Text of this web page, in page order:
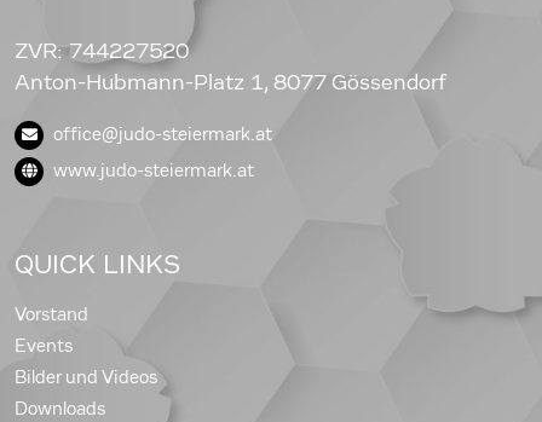
ZVR: 744227520
Anton-Hubmann-Platz 1, 8077 Gössendorf
office@judo-steiermark.at
www.judo-steiermark.at
QUICK LINKS
Vorstand
Events
Bilder und Videos
Downloads